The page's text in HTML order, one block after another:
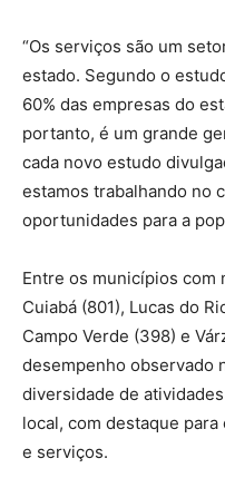
“Os serviços são um
estado. Segundo o
60% das empresas do
portanto, é um grande
cada novo estudo
estamos trabalhando no
oportunidades para a
Entre os municípios com
Cuiabá (801), Lucas do
Campo Verde (398) e
desempenho observado
diversidade de
local, com destaque
e serviços.